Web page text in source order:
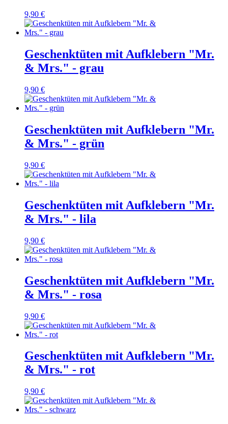
9,90 €
Geschenktüten mit Aufklebern "Mr.
& Mrs." - grau
9,90 €
Geschenktüten mit Aufklebern "Mr.
& Mrs." - grün
9,90 €
Geschenktüten mit Aufklebern "Mr.
& Mrs." - lila
9,90 €
Geschenktüten mit Aufklebern "Mr.
& Mrs." - rosa
9,90 €
Geschenktüten mit Aufklebern "Mr.
& Mrs." - rot
9,90 €